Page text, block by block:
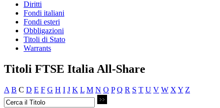
Diritti
Fondi italiani
Fondi esteri
Obbligazioni
Titoli di Stato
Warrants
Titoli FTSE Italia All-Share
A B C D E F G H I J K L M N O P Q R S T U V W X Y Z